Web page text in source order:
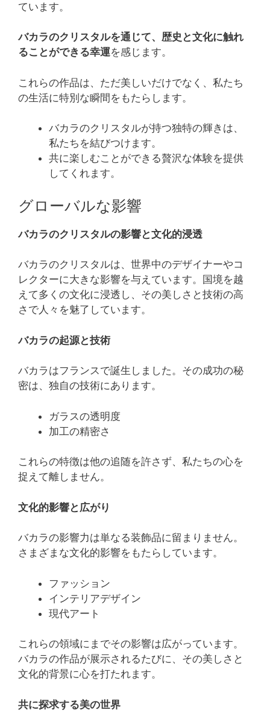
ています。
バカラのクリスタルを通じて、歴史と文化に触れ
ることができる幸運を感じます。
これらの作品は、ただ美しいだけでなく、私たち
の生活に特別な瞬間をもたらします。
バカラのクリスタルが持つ独特の輝きは、
私たちを結びつけます。
共に楽しむことができる贅沢な体験を提供
してくれます。
グローバルな影響
バカラのクリスタルの影響と文化的浸透
バカラのクリスタルは、世界中のデザイナーやコ
レクターに大きな影響を与えています。国境を越
えて多くの文化に浸透し、その美しさと技術の高
さで人々を魅了しています。
バカラの起源と技術
バカラはフランスで誕生しました。その成功の秘
密は、独自の技術にあります。
ガラスの透明度
加工の精密さ
これらの特徴は他の追随を許さず、私たちの心を
捉えて離しません。
文化的影響と広がり
バカラの影響力は単なる装飾品に留まりません。
さまざまな文化的影響をもたらしています。
ファッション
インテリアデザイン
現代アート
これらの領域にまでその影響は広がっています。
バカラの作品が展示されるたびに、その美しさと
文化的背景に心を打たれます。
共に探求する美の世界